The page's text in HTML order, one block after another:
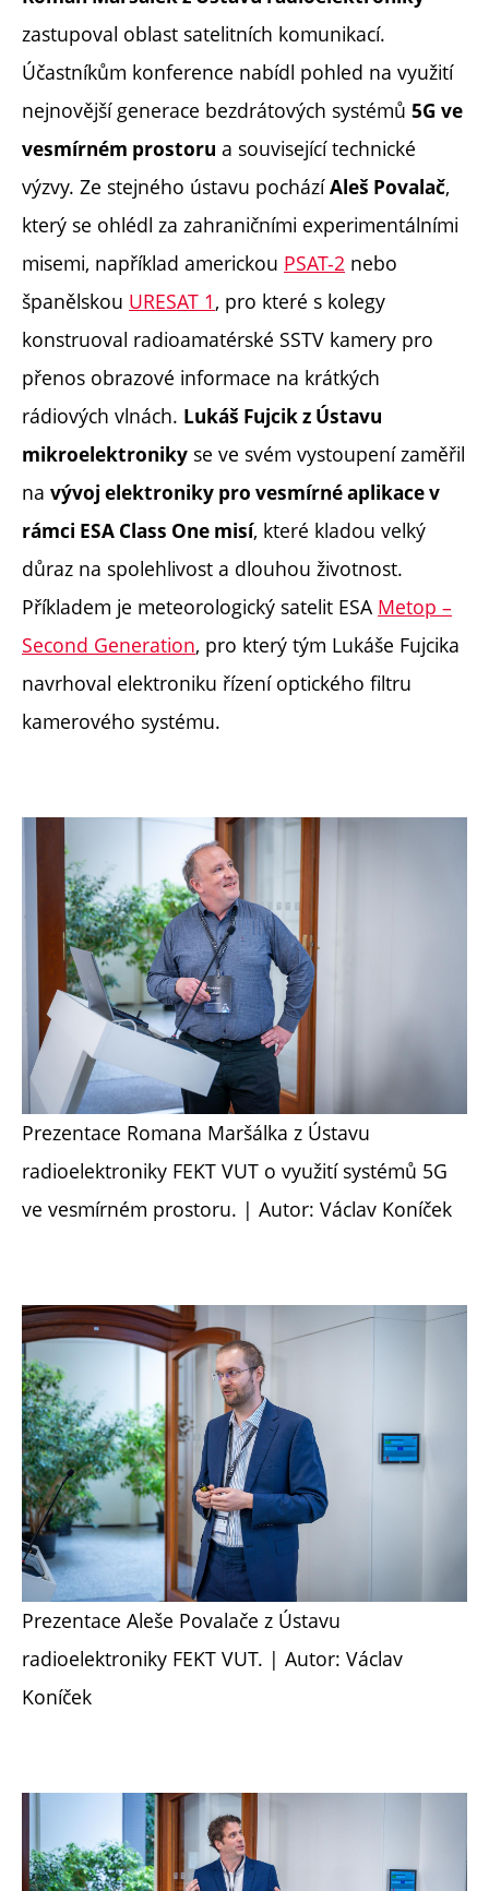
zastupoval oblast satelitních komunikací.
Účastníkům konference nabídl pohled na využití
nejnovější generace bezdrátových systémů 5G ve
vesmírném prostoru a související technické
výzvy. Ze stejného ústavu pochází Aleš Povalač,
který se ohlédl za zahraničními experimentálními
misemi, například americkou PSAT-2 nebo
španělskou URESAT 1, pro které s kolegy
konstruoval radioamatérské SSTV kamery pro
přenos obrazové informace na krátkých
rádiových vlnách. Lukáš Fujcik z Ústavu
mikroelektroniky se ve svém vystoupení zaměřil
na vývoj elektroniky pro vesmírné aplikace v
rámci ESA Class One misí, které kladou velký
důraz na spolehlivost a dlouhou životnost.
Příkladem je meteorologický satelit ESA Metop –
Second Generation, pro který tým Lukáše Fujcika
navrhoval elektroniku řízení optického filtru
kamerového systému.
Prezentace Romana Maršálka z Ústavu
radioelektroniky FEKT VUT o využití systémů 5G
ve vesmírném prostoru. | Autor: Václav Koníček
Prezentace Aleše Povalače z Ústavu
radioelektroniky FEKT VUT. | Autor: Václav
Koníček